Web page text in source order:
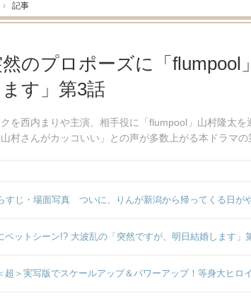
› 記事
のプロポーズに「
す」第3話
を西内まりや主演、相手役に「flumpool」山村隆太
村さんがカッコいい」との声が多数上がる本ドラマの
すじ・場面写真 ついに、りんが新潟から帰ってくる日が
ベットシーン!? 大波乱の「突然ですが、明日結婚します」
超＞実写版でスケールアップ＆パワーアップ！等身大ヒロ